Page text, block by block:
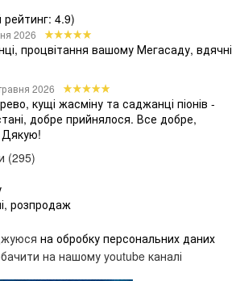
рейтинг: 4.9)
2026
процвітання вашому Мегасаду, вдячні
2026
кущі жасміну та саджанці піонів -
добре прийнялося. Все добре,
Дякую!
(295)
розпродаж
на обробку персональних даних
на нашому youtube каналі